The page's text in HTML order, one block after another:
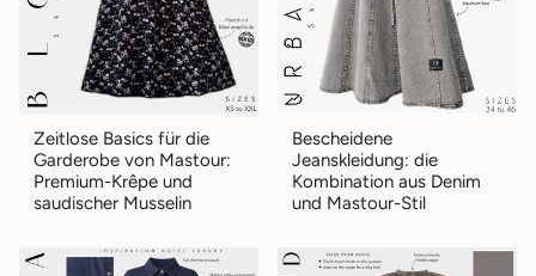
Zeitlose Basics für die
Garderobe von Mastour:
Premium-Krêpe und
saudischer Musselin
Bescheidene
Jeanskleidung: die
Kombination aus Denim
und Mastour-Stil